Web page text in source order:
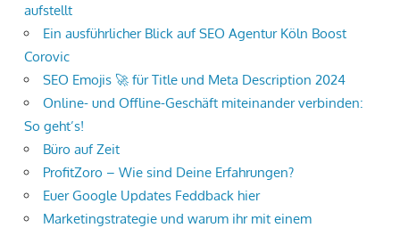
aufstellt
Ein ausführlicher Blick auf SEO Agentur Köln Boost
Corovic
SEO Emojis 🚀 für Title und Meta Description 2024
Online- und Offline-Geschäft miteinander verbinden:
So geht’s!
Büro auf Zeit
ProfitZoro – Wie sind Deine Erfahrungen?
Euer Google Updates Feddback hier
Marketingstrategie und warum ihr mit einem